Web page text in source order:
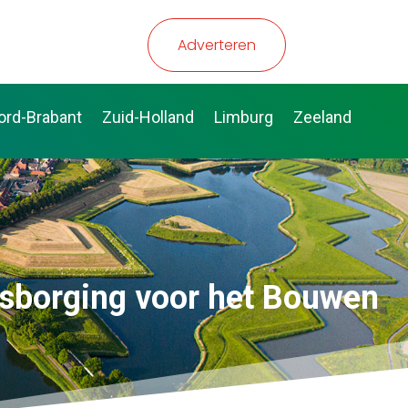
Adverteren
Brabant Zuid-Holland Limburg Zeeland
voor het Bouwen